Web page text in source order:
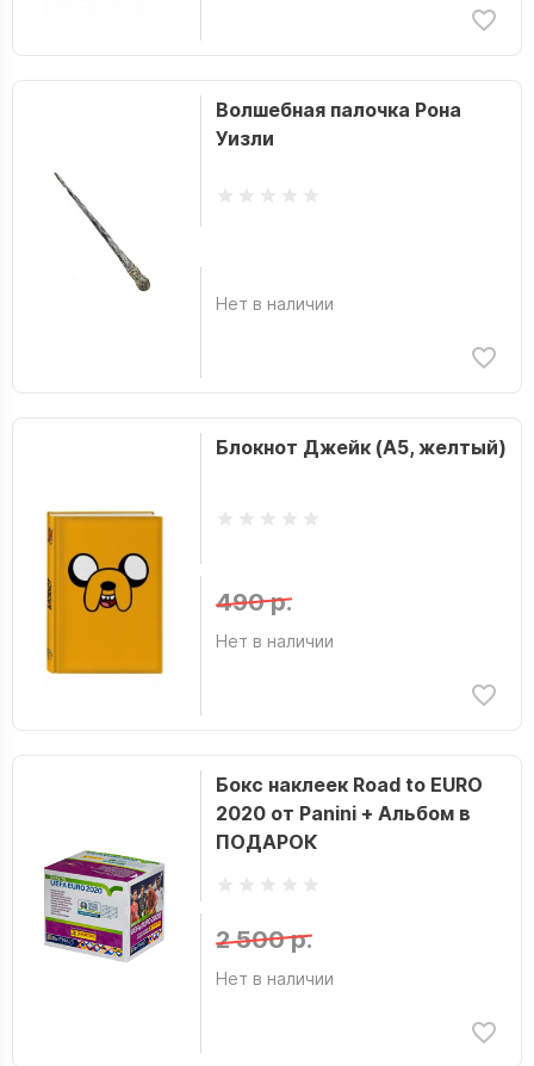
Волшебная палочка Рона
Уизли
Нет в наличии
Блокнот Джейк (А5, желтый)
490 р.
Нет в наличии
Бокс наклеек Road to EURO
2020 от Panini + Альбом в
ПОДАРОК
2 500 р.
Нет в наличии